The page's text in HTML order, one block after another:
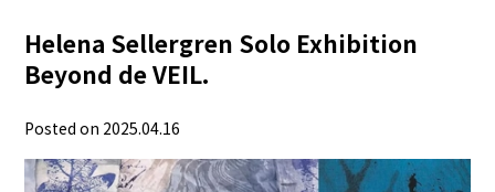
Helena Sellergren Solo Exhibition
Beyond de VEIL.
Posted on 2025.04.16